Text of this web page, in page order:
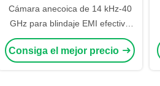
Cámara anecoica de 14 kHz-40
GHz para blindaje EMI efectivo
en entornos de amplio espectro
Consiga el mejor precio